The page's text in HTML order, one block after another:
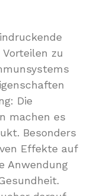
zu
Die
machen es
Besonders
Effekte auf
Anwendung